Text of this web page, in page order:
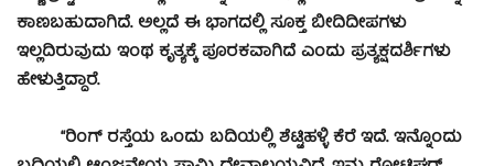
ಕಾಣಬಹುದಾಗಿದೆ. ಅಲ್ಲದೆ ಈ ಭಾಗದಲ್ಲಿ ಸೂಕ್ತ ಬೀದಿದೀಪಗಳು
ಇಲ್ಲದಿರುವುದು ಇಂಥ ಕೃತ್ಯಕ್ಕೆ ಪೂರಕವಾಗಿದೆ ಎಂದು ಪ್ರತ್ಯಕ್ಷದರ್ಶಿಗಳು
ಹೇಳುತ್ತಿದ್ದಾರೆ.
‘‘ರಿಂಗ್ ರಸ್ತೆಯ ಒಂದು ಬದಿಯಲ್ಲಿ ಶೆಟ್ಟಿಹಳ್ಳಿ ಕೆರೆ ಇದೆ. ಇನ್ನೊಂದು